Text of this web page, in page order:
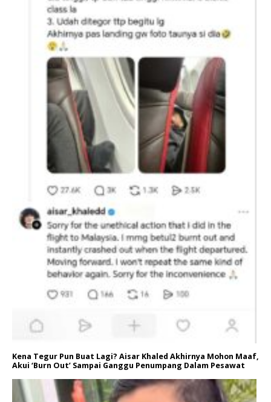
Kena Tegur Pun Buat Lagi? Aisar Khaled Akhirnya Mohon Maaf,
Akui ‘Burn Out’ Sampai Ganggu Penumpang Dalam Pesawat